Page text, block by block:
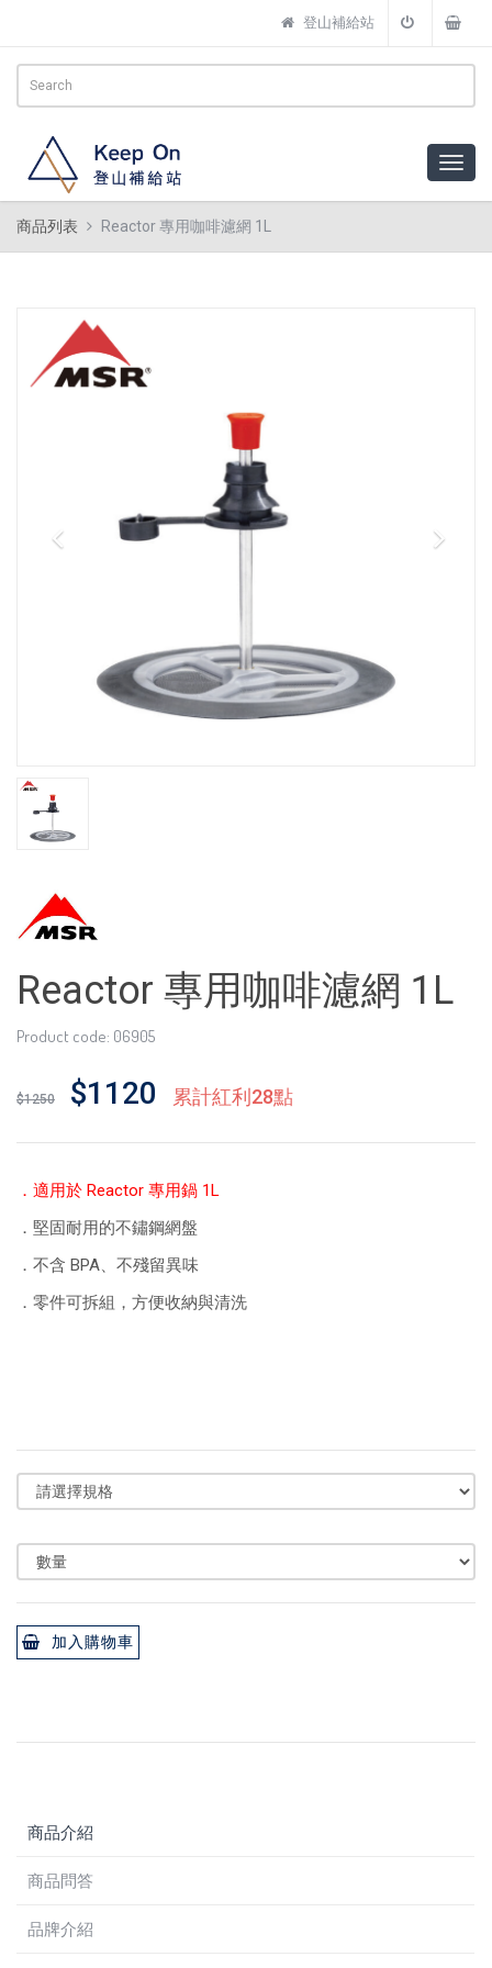
登山補給站
商品列表 Reactor 專用咖啡濾網 1L
Reactor 專用咖啡濾網 1L
Product code: 06905
$1250 $1120 累計紅利28點
．適用於 Reactor 專用鍋 1L
．堅固耐用的不鏽鋼網盤
．不含 BPA、不殘留異味
．零件可拆組，方便收納與清洗
加入購物車
商品介紹
商品問答
品牌介紹